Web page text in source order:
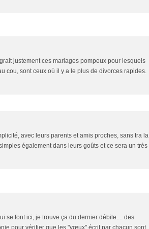
justement ces mariages pompeux pour lesquels
cou, sont ceux où il y a le plus de divorces rapides.
avec leurs parents et amis proches, sans tra la
également dans leurs goûts et ce sera un très
se font ici, je trouve ça du dernier débile.... des
pour vérifier que les "vœux" écrit par chacun sont